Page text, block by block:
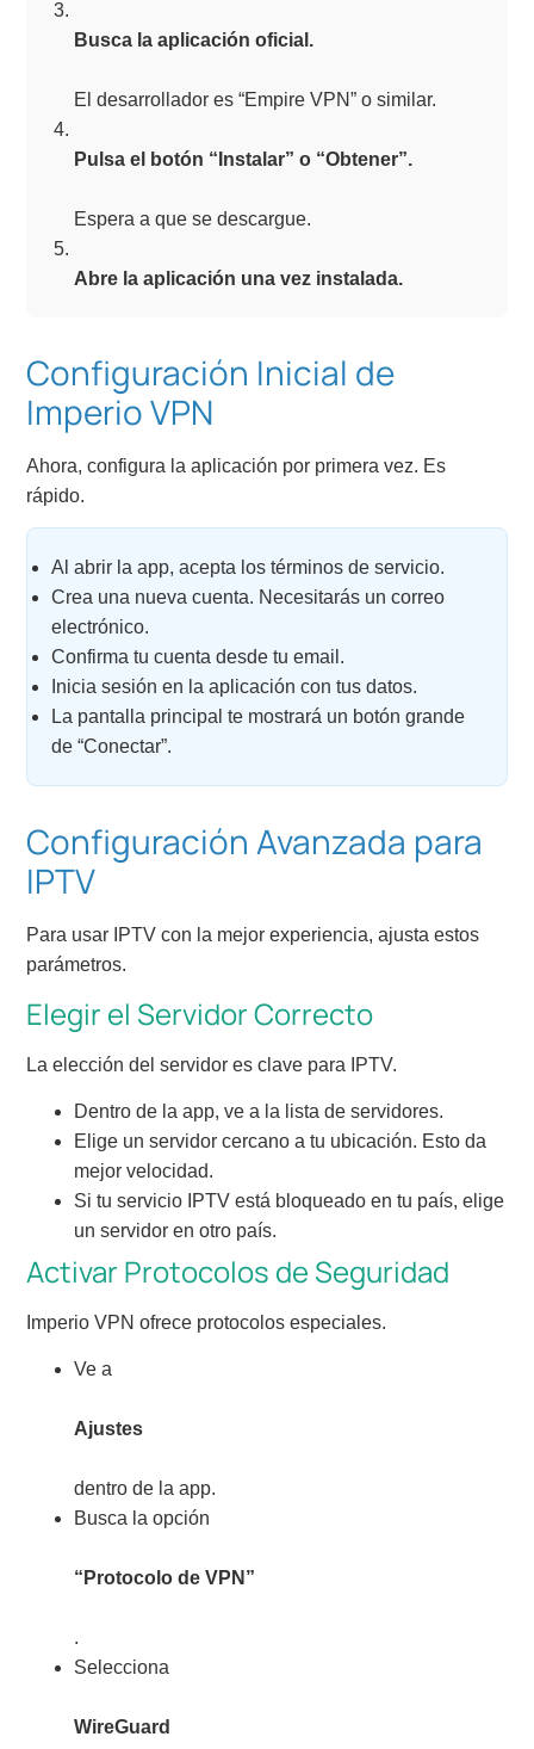
Busca la aplicación oficial.
El desarrollador es “Empire VPN” o similar.
Pulsa el botón “Instalar” o “Obtener”.
Espera a que se descargue.
Abre la aplicación una vez instalada.
Configuración Inicial de
Imperio VPN
Ahora, configura la aplicación por primera vez. Es
rápido.
Al abrir la app, acepta los términos de servicio.
Crea una nueva cuenta. Necesitarás un correo
electrónico.
Confirma tu cuenta desde tu email.
Inicia sesión en la aplicación con tus datos.
La pantalla principal te mostrará un botón grande
de “Conectar”.
Configuración Avanzada para
IPTV
Para usar IPTV con la mejor experiencia, ajusta estos
parámetros.
Elegir el Servidor Correcto
La elección del servidor es clave para IPTV.
Dentro de la app, ve a la lista de servidores.
Elige un servidor cercano a tu ubicación. Esto da
mejor velocidad.
Si tu servicio IPTV está bloqueado en tu país, elige
un servidor en otro país.
Activar Protocolos de Seguridad
Imperio VPN ofrece protocolos especiales.
Ve a
Ajustes
dentro de la app.
Busca la opción
“Protocolo de VPN”
.
Selecciona
WireGuard